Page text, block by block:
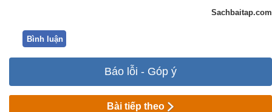
Sachbaitap.com
Bình luận
Báo lỗi - Góp ý
Bài tiếp theo